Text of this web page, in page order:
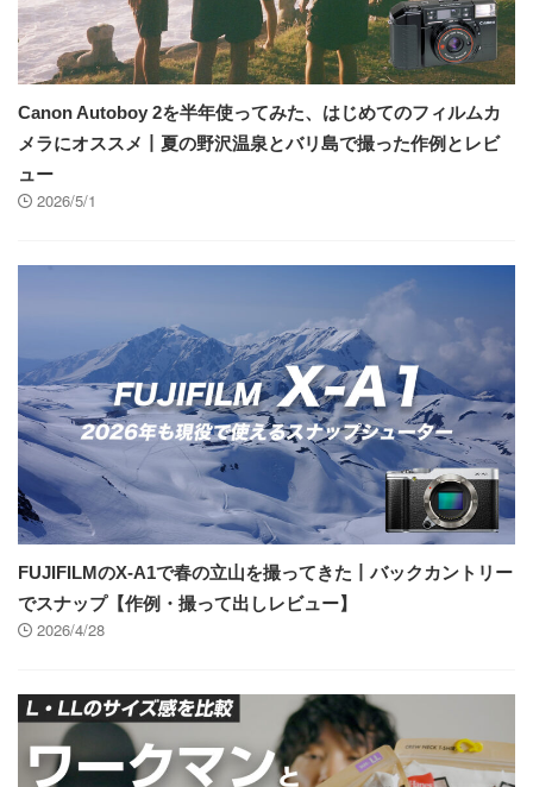
Canon Autoboy 2を半年使ってみた、はじめてのフィルムカ
メラにオススメ丨夏の野沢温泉とバリ島で撮った作例とレビ
ュー
2026/5/1
FUJIFILMのX-A1で春の立山を撮ってきた丨バックカントリー
でスナップ【作例・撮って出しレビュー】
2026/4/28